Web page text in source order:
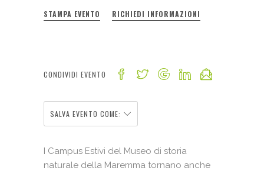
STAMPA EVENTO RICHIEDI INFORMAZIONI
CONDIVIDI EVENTO
SALVA EVENTO COME:
I Campus Estivi del Museo di storia
naturale della Maremma tornano anche